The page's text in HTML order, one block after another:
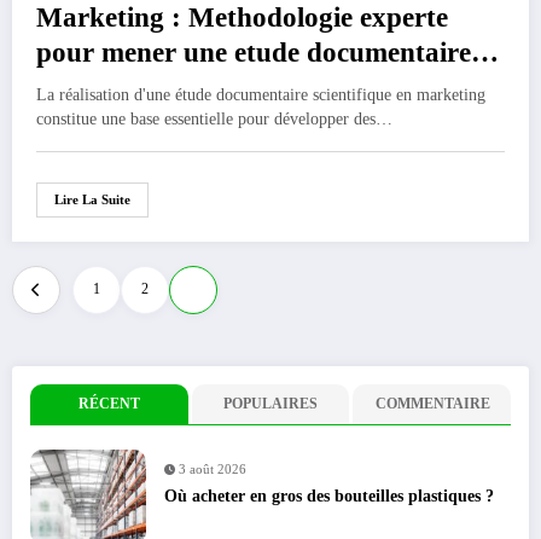
Marketing : Methodologie experte
pour mener une etude documentaire
scientifique
La réalisation d'une étude documentaire scientifique en marketing
constitue une base essentielle pour développer des…
Lire La Suite
Pagination
des
publications
1 2
RÉCENT POPULAIRES COMMENTAIRE
3 août 2026
Où acheter en gros des bouteilles plastiques ?